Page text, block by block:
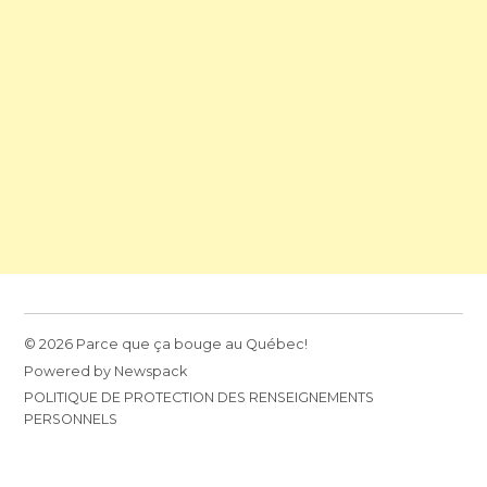
© 2026 Parce que ça bouge au Québec!
Powered by Newspack
POLITIQUE DE PROTECTION DES RENSEIGNEMENTS
PERSONNELS